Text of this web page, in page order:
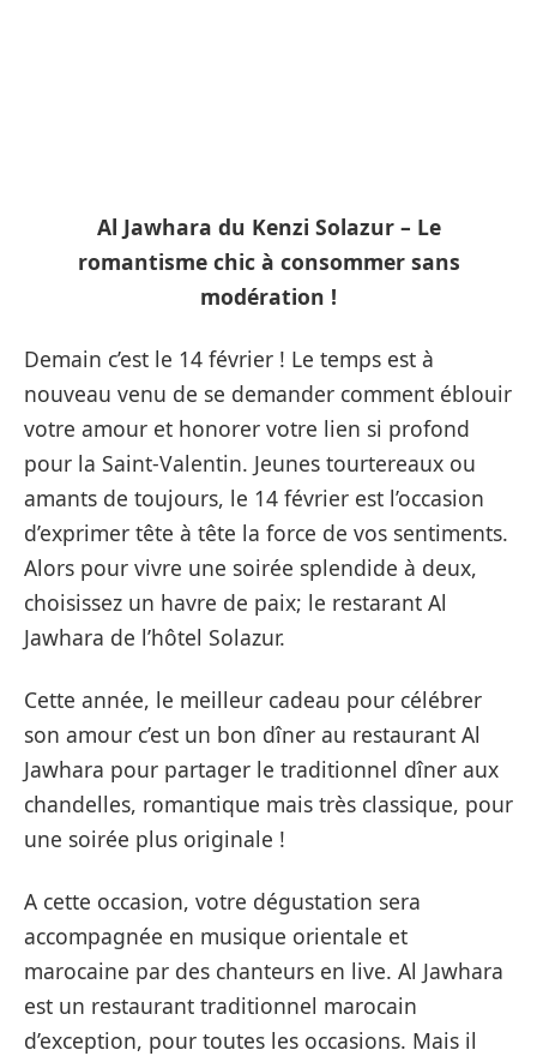
Al Jawhara du Kenzi Solazur – Le
romantisme chic à consommer sans
modération !
Demain c’est le 14 février ! Le temps est à
nouveau venu de se demander comment éblouir
votre amour et honorer votre lien si profond
pour la Saint-Valentin. Jeunes tourtereaux ou
amants de toujours, le 14 février est l’occasion
d’exprimer tête à tête la force de vos sentiments.
Alors pour vivre une soirée splendide à deux,
choisissez un havre de paix; le restarant Al
Jawhara de l’hôtel Solazur.
Cette année, le meilleur cadeau pour célébrer
son amour c’est un bon dîner au restaurant Al
Jawhara pour partager le traditionnel dîner aux
chandelles, romantique mais très classique, pour
une soirée plus originale !
A cette occasion, votre dégustation sera
accompagnée en musique orientale et
marocaine par des chanteurs en live. Al Jawhara
est un restaurant traditionnel marocain
d’exception, pour toutes les occasions. Mais il